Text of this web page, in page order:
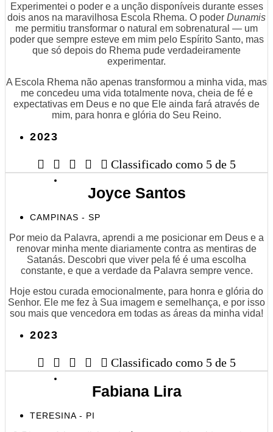
Experimentei o poder e a unção disponíveis durante esses
dois anos na maravilhosa Escola Rhema. O poder Dunamis
me permitiu transformar o natural em sobrenatural — um
poder que sempre esteve em mim pelo Espírito Santo, mas
que só depois do Rhema pude verdadeiramente
experimentar.
A Escola Rhema não apenas transformou a minha vida, mas
me concedeu uma vida totalmente nova, cheia de fé e
expectativas em Deus e no que Ele ainda fará através de
mim, para honra e glória do Seu Reino.
2023
     Classificado como 5 de 5
Joyce Santos
CAMPINAS - SP
Por meio da Palavra, aprendi a me posicionar em Deus e a
renovar minha mente diariamente contra as mentiras de
Satanás. Descobri que viver pela fé é uma escolha
constante, e que a verdade da Palavra sempre vence.
Hoje estou curada emocionalmente, para honra e glória do
Senhor. Ele me fez à Sua imagem e semelhança, e por isso
sou mais que vencedora em todas as áreas da minha vida!
2023
     Classificado como 5 de 5
Fabiana Lira
TERESINA - PI